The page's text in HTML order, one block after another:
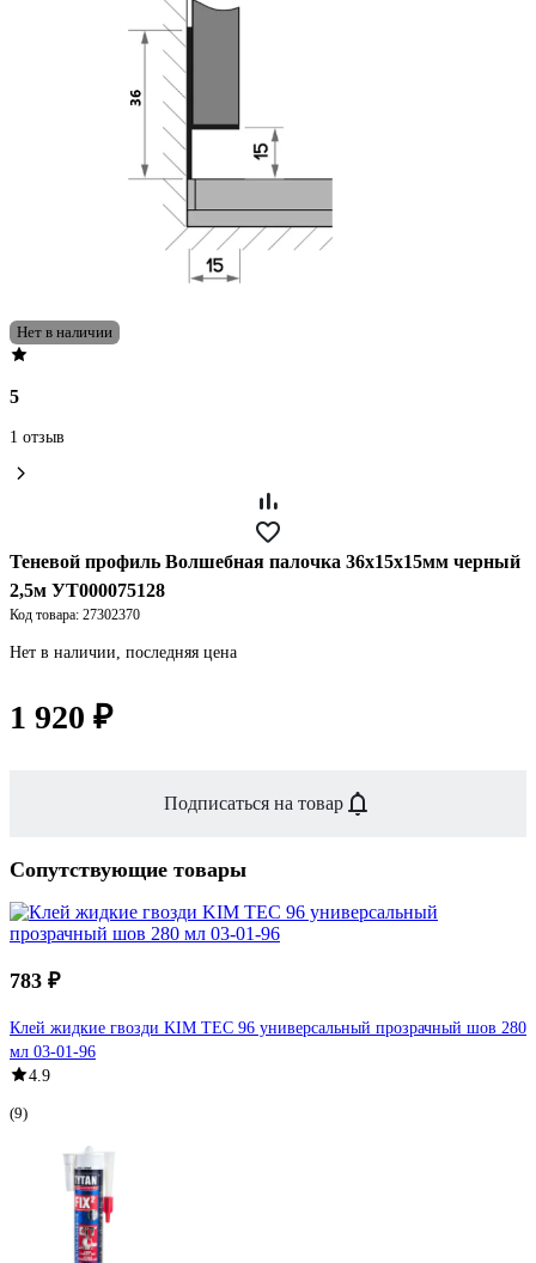
Нет в наличии
5
1 отзыв
Теневой профиль Волшебная палочка 36x15x15мм черный
2,5м УТ000075128
Код товара: 27302370
Нет в наличии, последняя цена
1 920 ₽
Подписаться на товар
Сопутствующие товары
783 ₽
Клей жидкие гвозди KIM TEC 96 универсальный прозрачный шов 280
мл 03-01-96
4.9
(9)